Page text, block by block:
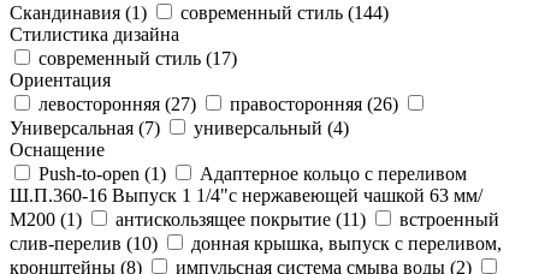
Скандинавия (1) современный стиль (144)
Стилистика дизайна
современный стиль (17)
Ориентация
левосторонняя (27) правосторонняя (26)
Универсальная (7) универсальный (4)
Оснащение
Push-to-open (1)
Адаптерное кольцо с переливом
Ш.П.360-16 Выпуск 1 1/4"с нержавеющей чашкой 63 мм/
М200 (1) антискользящее покрытие (11)
встроенный
слив-перелив (10)
донная крышка, выпуск с переливом,
кронштейны (8) импульсная система смыва воды (2)